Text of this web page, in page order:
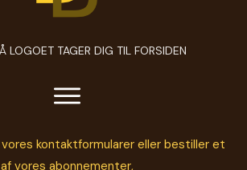
LOGOET TAGER DIG TIL FORSIDEN
vores kontaktformularer eller bestiller et
af vores abonnementer,